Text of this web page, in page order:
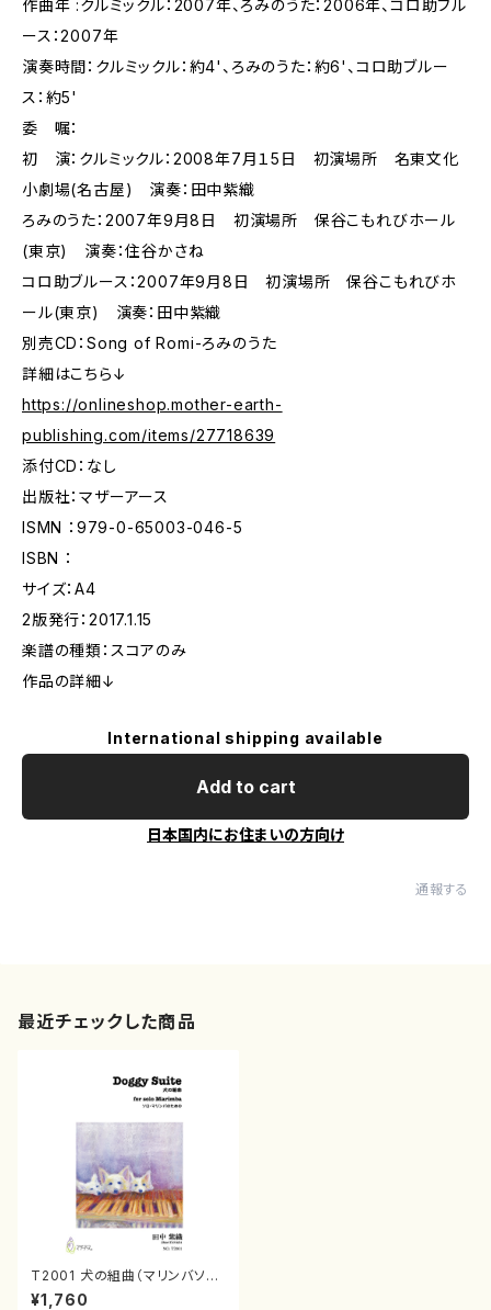
作曲年 :クルミックル：2007年、ろみのうた：2006年、コロ助ブル
ース：2007年
演奏時間：クルミックル：約4'、ろみのうた：約6'、コロ助ブルー
ス：約5'
委 嘱：
初 演：クルミックル：2008年7月１5日 初演場所 名東文化
小劇場(名古屋) 演奏：田中紫織
ろみのうた：2007年9月8日 初演場所 保谷こもれびホール
(東京) 演奏：住谷かさね
コロ助ブルース：2007年9月8日 初演場所 保谷こもれびホ
ール(東京) 演奏：田中紫織
別売CD：Song of Romi-ろみのうた
詳細はこちら↓
https://onlineshop.mother-earth-
publishing.com/items/27718639
添付CD：なし
出版社：マザーアース
ISMN ：979-0-65003-046-5
ISBN ：
サイズ：A4
2版発行：2017.1.15
楽譜の種類：スコアのみ
作品の詳細↓
International shipping available
Add to cart
日本国内にお住まいの方向け
通報する
最近チェックした商品
T2001 犬の組曲（マリンバソロ/
田中紫織/楽譜）
¥1,760